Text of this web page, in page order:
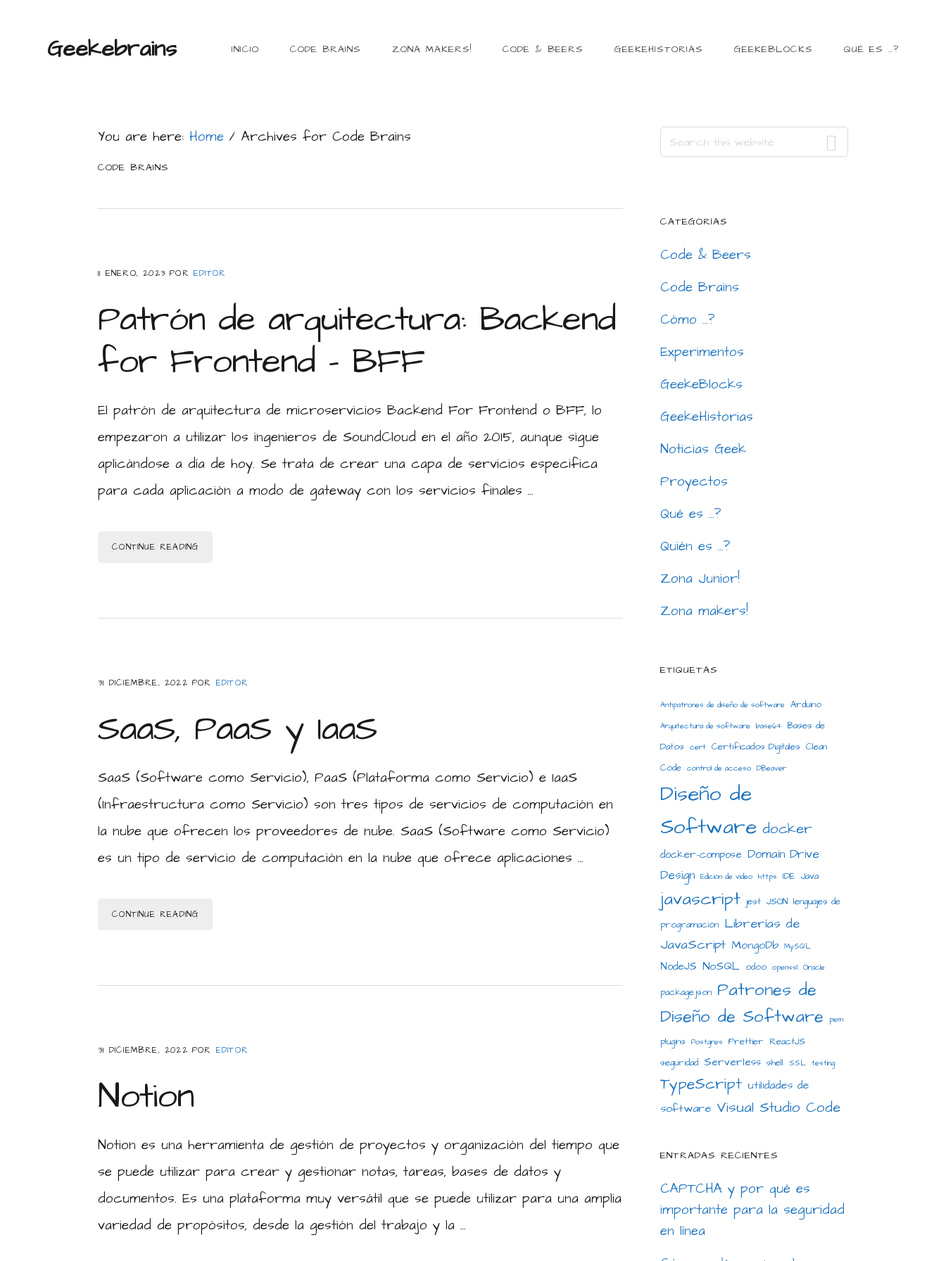
primary
primaryGeekebrains INICIO CODE BRAINS ZONA MAKERS! CODE & BEERS GEEKEHISTORIAS GEEKEBLOCKS QUÉ ES …?
You are here:Home / Archives for Code Brains
CODE BRAINS
11 ENERO, 2023 POR EDITOR
Patrón de arquitectura: Backend
for Frontend – BFF
El patrón de arquitectura de microservicios Backend For Frontend o BFF, lo
empezaron a utilizar los ingenieros de SoundCloud en el año 2015, aunque sigue
aplicándose a día de hoy. Se trata de crear una capa de servicios especifica
para cada aplicación a modo de gateway con los servicios finales …
CONTINUE READING
31 DICIEMBRE, 2022 POR EDITOR
SaaS, PaaS y IaaS
SaaS (Software como Servicio), PaaS (Plataforma como Servicio) e IaaS
(Infraestructura como Servicio) son tres tipos de servicios de computación en
la nube que ofrecen los proveedores de nube. SaaS (Software como Servicio)
es un tipo de servicio de computación en la nube que ofrece aplicaciones …
CONTINUE READING
31 DICIEMBRE, 2022 POR EDITOR
Notion
Notion es una herramienta de gestión de proyectos y organización del tiempo que
se puede utilizar para crear y gestionar notas, tareas, bases de datos y
documentos. Es una plataforma muy versátil que se puede utilizar para una amplia
variedad de propósitos, desde la gestión del trabajo y la …
Primary
Search
this
CATEGORÍAS
Code & Beers
Code Brains
Cómo …?
Experimentos
GeekeBlocks
GeekeHistorias
Noticias Geek
Proyectos
Qué es …?
Quién es …?
Zona Junior!
Zona makers!
ETIQUETAS
Antipatrones de diseño de software Arduino
Arquitectura de software base64 Bases de
Datos
cert Certificados Digitales Clean
Code control de acceso DBeaver
Diseño de
Software docker
docker-compose Domain Drive
Design Edición de video https IDE Java
javascript jest JSON lenguajes de
programación Librerías de
JavaScript MongoDb MySQL
NodeJS NoSQL odoo openssl Oracle
package.json Patrones de
Diseño de Software
pem
plugins Postgres Prettier ReactJS
seguridad Serverless shell SSL testing
TypeScript utilidades de
software Visual Studio Code
ENTRADAS RECIENTES
CAPTCHA y por qué es
importante para la seguridad
en línea